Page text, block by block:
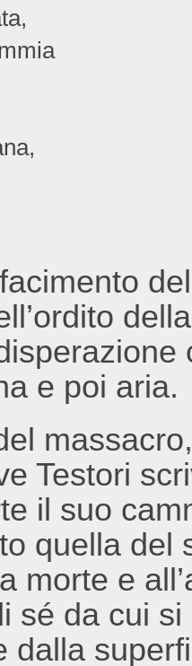
e poi aria.
Testori
il suo
quella del
morte e
sé da cui
dalla